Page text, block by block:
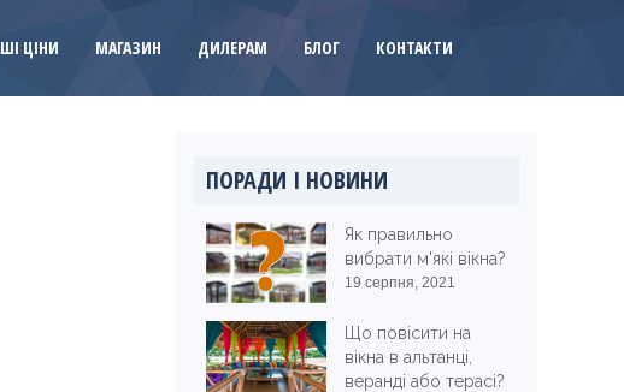
ЦІНИ МАГАЗИН ДИЛЕРАМ БЛОГ КОНТАКТИ
ПОРАДИ І НОВИНИ
Як правильно
вибрати м'які вікна?
19 серпня, 2021
Що повісити на
вікна в альтанці,
веранді або терасі?